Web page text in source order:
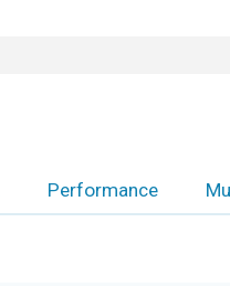
Performance